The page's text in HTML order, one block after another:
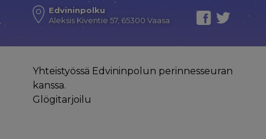
Edvininpolku
Aleksis Kiventie 57, 65300 Vaasa
Yhteistyössä Edvininpolun perinnesseuran
kanssa.
Glögitarjoilu